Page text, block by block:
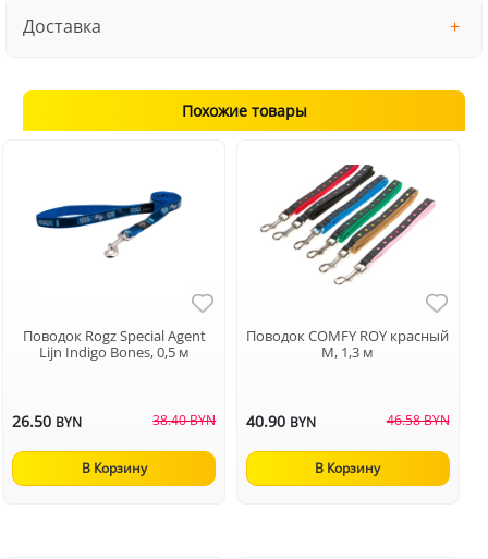
Доставка
Похожие товары
Поводок Rogz Special Agent
Lijn Indigo Bones, 0,5 м
26.50 BYN 38.40 BYN
В Корзину
Поводок COMFY ROY красный
M, 1,3 м
40.90 BYN 46.58 BYN
В Корзину